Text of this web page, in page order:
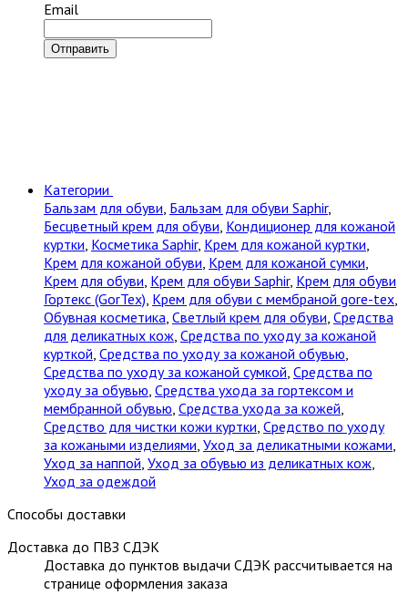
Email
Отправить
Категории
Бальзам для обуви Бальзам для обуви Saphir,
Бесцветный крем для обуви Кондиционер для кожаной
куртки Косметика Saphir, Крем для кожаной куртки
Крем для кожаной обуви Крем для кожаной сумки
Крем для обуви Крем для обуви Saphir, Крем для обуви
Гортекс (GorTex) Крем для обуви с мембраной gore-tex
Обувная косметика Светлый крем для обуви Средства
для деликатных кож Средства по уходу за кожаной
курткой Средства по уходу за кожаной обувью
Средства по уходу за кожаной сумкой Средства по
уходу за обувью Средства ухода за гортексом и
мембранной обувью Средства ухода за кожей
Средство для чистки кожи куртки Средство по уходу
за кожаными изделиями Уход за деликатными кожами
Уход за наппой Уход за обувью из деликатных кож
Уход за одеждой
Способы доставки
Доставка до ПВЗ СДЭК
Доставка до пунктов выдачи СДЭК рассчитывается на
странице оформления заказа